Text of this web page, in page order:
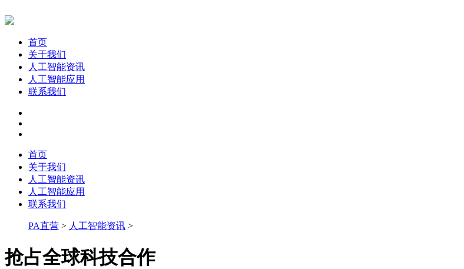
首页
关于我们
人工智能资讯
人工智能应用
联系我们
首页
关于我们
人工智能资讯
人工智能应用
联系我们
PA直营 > 人工智能资讯 >
抢占全球科技合作